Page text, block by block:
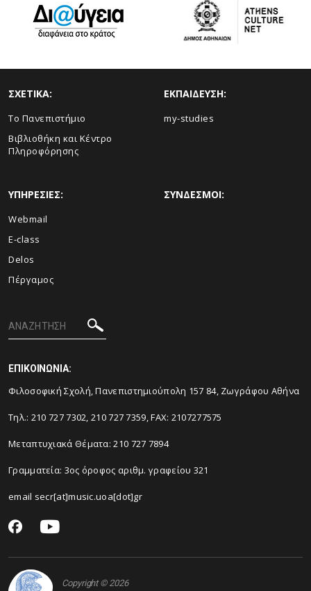
ΣΧΕΤΙΚΑ:
Το Πανεπιστήμιο
Βιβλιοθήκη και Κέντρο
Πληροφόρησης
ΕΚΠΑΙΔΕΥΣΗ:
my-studies
ΥΠΗΡΕΣΙΕΣ:
Webmail
E-class
Delos
Πέργαμος
ΣΥΝΔΕΣΜΟΙ:
ΕΠΙΚΟΙΝΩΝΙΑ:
Φιλοσοφική Σχολή, Πανεπιστημιούπολη 157 84, Ζωγράφου Αθήνα
Τηλ.: 210 727 7302, 210 727 7359, FAX: 2107277575
Μεταπτυχιακά Θέματα: 210 727 7894
Γραμματεία: 3ος όροφος αριθμ. γραφείου 321
email secr[at]music.uoa[dot]gr
Copyright © 2026